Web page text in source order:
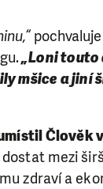
„Loni touto
mšice a jiní
Člověk
mezi
zdraví a